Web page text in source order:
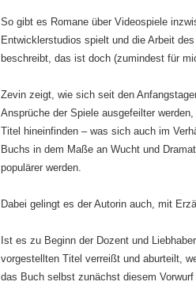
So gibt es Romane über Videospiele
Entwicklerstudios spielt und die Arbeit
beschreibt, das ist doch (zumindest für
Zevin zeigt, wie sich seit den
Ansprüche der Spiele ausgefeilter
Titel hineinfinden – was sich auch im
Buchs in dem Maße an Wucht und
populärer werden.
Dabei gelingt es der Autorin auch, mit
Ist es zu Beginn der Dozent und
vorgestellten Titel verreißt und aburteilt,
das Buch selbst zunächst diesem